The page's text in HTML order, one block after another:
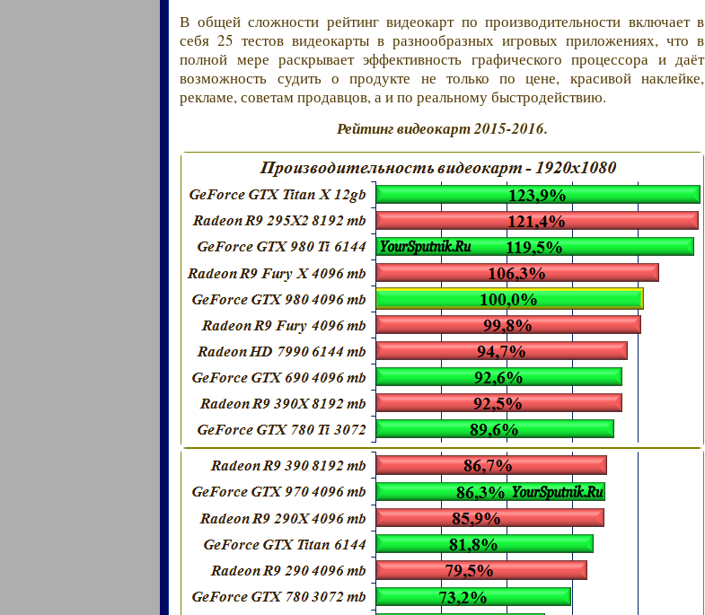
В общей сложности рейтинг видеокарт по производительности включает в
себя 25 тестов видеокарты в разнообразных игровых приложениях, что в
полной мере раскрывает эффективность графического процессора и даёт
возможность судить о продукте не только по цене, красивой наклейке,
рекламе, советам продавцов, а и по реальному быстродействию.
Рейтинг видеокарт 2015-2016.